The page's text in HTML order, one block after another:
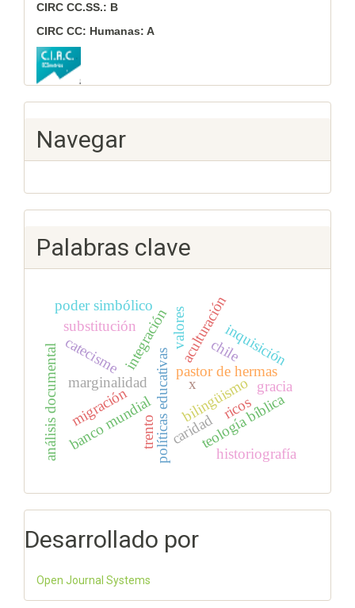
CIRC CC.SS.: B
CIRC CC: Humanas: A
Navegar
Palabras clave
x
políticas educativas pastor de hermas
marginalidad
integración
ricos
teología bíblica
banco mundial
migración
aculturación
bilingüismo gracia
inquisición
caridad
chile
historiografía
poder simbólico
valores
análisis documental
substitución
catecisme
trento
Desarrollado por
Open Journal Systems